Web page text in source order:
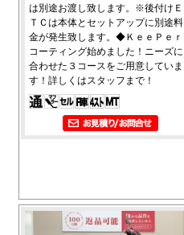
は別途お渡し致します。※後付けＥ
ＴＣは本体とセットアップに別途料
金が発生致します。◆ＫｅｅＰｅｒ
コーティング始めました！ニーズに
合わせた３コースをご用意していま
す！詳しくはスタッフまで！